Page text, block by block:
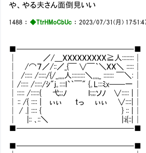
や、やる夫さん面倒見いい
1488 ：◆TtrHMoCbUc ：2023/07/31(月)
│ ／/＿XXXXXXXXX≧人::::::::│
│ /⌒７／/::／_{￣ ∨￣｀＼XX
│ /::::: /:::::/{/_,,,,人:::::::::＼,,,,_ ::::::: ￣
│ /::::: /:::::/ｼ"j｡::::l`｀￣" {｡L:::ﾐx──
│ ::::: /::::::{ 弋;;ﾉ l:;;;ソﾉ ∨::::: | │ |
│ :: /{ :::: | ぃぃ tっ ぃぃ ∨::::| │ |
│ / .| :::: { } :: | │ | ＿＿＿＿
│ |:: ､::＼ |:i{::| │
■───────────────■